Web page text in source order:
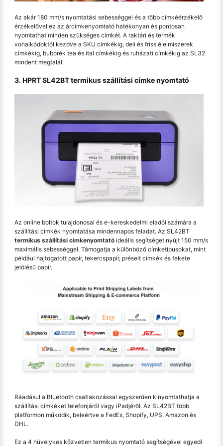
Az akár 180 mm/s nyomtatási sebességgel és a több címkéérzékelő
érzékelővel ez az árcímkenyomtató hatékonyan és pontosan
nyomtathat minden szükséges címkét. A raktári és termék
vonalkódoktól kezdve a SKU címkékig, deli és friss élelmiszerek
címkékig, buborék tea és ital címkékig és ruházati címkékig az SL32
mindent megtalál.
3. HPRT SL42BT termikus szállítási címke nyomtató
Az online boltok tulajdonosai és e-kereskedelmi eladói számára a
szállítási címkék nyomtatása mindennapos feladat. Az SL42BT
termikus szállítási címkenyomtató ideális segítséget nyújt 150 mm/s
maximális sebességgel. Támogatja a különböző címketípusokat, mint
például hajtogatott papír, tekercspapír, préselt címkék és fekete
jelölésű papír.
Ráadásul a Bluetooth csatlakozással egyszerűen kinyomtathatja a
szállítási címkéket telefonjáról vagy iPadjéről. Az SL42BT több
platformon működik, beleértve a FedEx, Shopify, UPS, Amazon és
DHL.
Ez a 4 hüvelykes közvetlen termikus nyomtató segítségével egyedi